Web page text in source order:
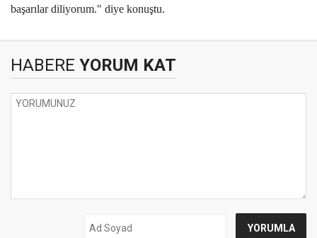
başarılar diliyorum." diye konuştu.
HABERE YORUM KAT